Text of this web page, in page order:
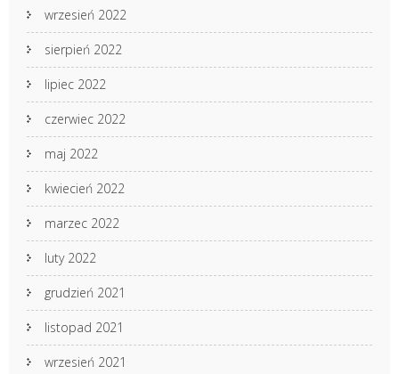
wrzesień 2022
sierpień 2022
lipiec 2022
czerwiec 2022
maj 2022
kwiecień 2022
marzec 2022
luty 2022
grudzień 2021
listopad 2021
wrzesień 2021